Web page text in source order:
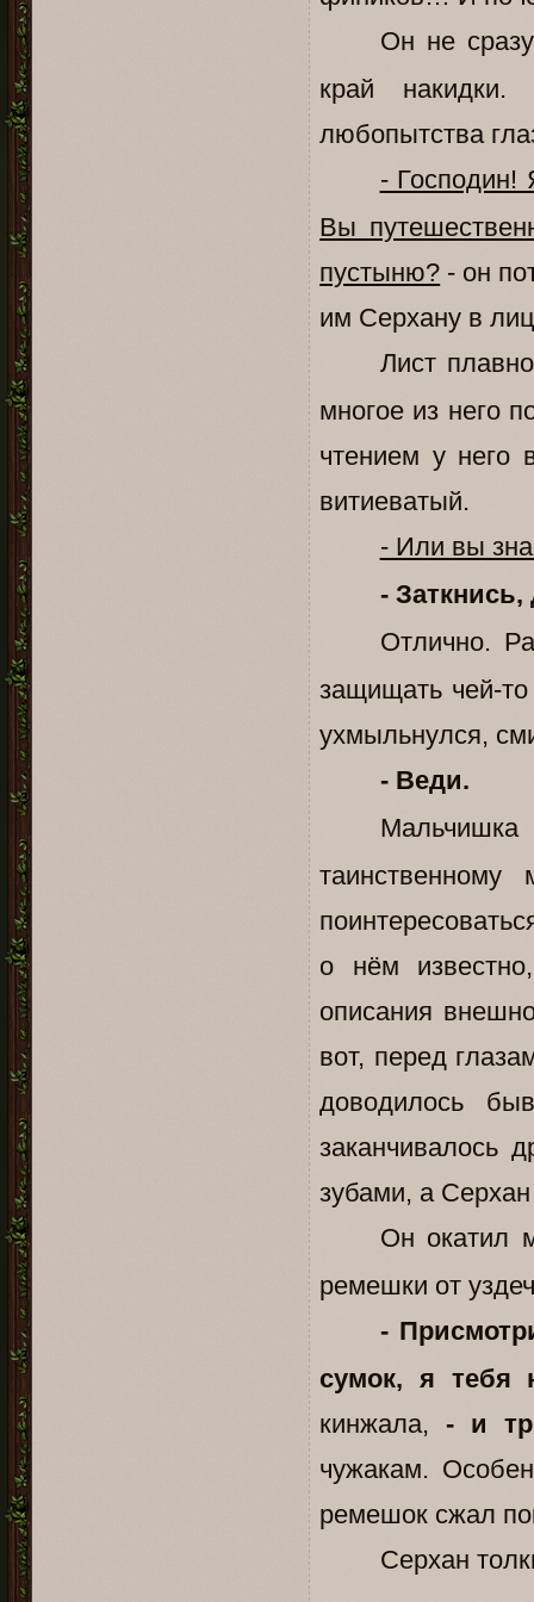
Он не
край
любопытства
-
Вы
пустыню? - он
им Серхану в
Лист
многое из него
чтением у него
витиеватый.
- Или вы
- Заткнись,
Отлично.
защищать чей-
ухмыльнулся,
- Веди.
о нём
описания
вот, перед
доводилось
заканчивалось
зубами, а
Он окатил
ремешки от
-
сумок, я тебя
кинжала, - и
чужакам.
ремешок сжал
Серхан